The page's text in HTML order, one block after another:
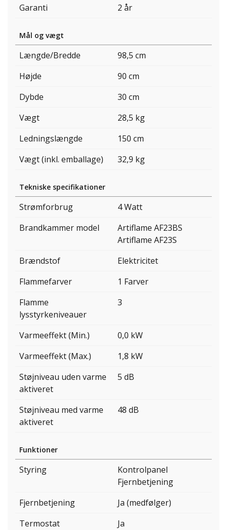
Garanti 2 år
Mål og vægt
Længde/Bredde
98,5 cm
Højde
90 cm
Dybde
30 cm
Vægt
28,5 kg
Ledningslængde
150 cm
Vægt (inkl. emballage)
32,9 kg
Tekniske specifikationer
Strømforbrug
4 Watt
Brandkammer model
Artiflame AF23BS
Artiflame AF23S
Brændstof
Elektricitet
Flammefarver
1 Farver
Flamme
lysstyrkeniveauer
3
Varmeeffekt (Min.)
0,0 kW
Varmeeffekt (Max.)
1,8 kW
Støjniveau uden varme
aktiveret
5 dB
Støjniveau med varme
aktiveret
48 dB
Funktioner
Styring
Kontrolpanel
Fjernbetjening
Fjernbetjening
Ja (medfølger)
Termostat
Ja